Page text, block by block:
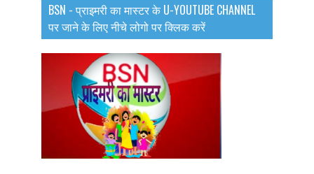
BSN - प्राइमरी का मास्टर के U-YOUTUBE CHANNEL
पर जाने के लिए नीचे लोगो पर क्लिक करें